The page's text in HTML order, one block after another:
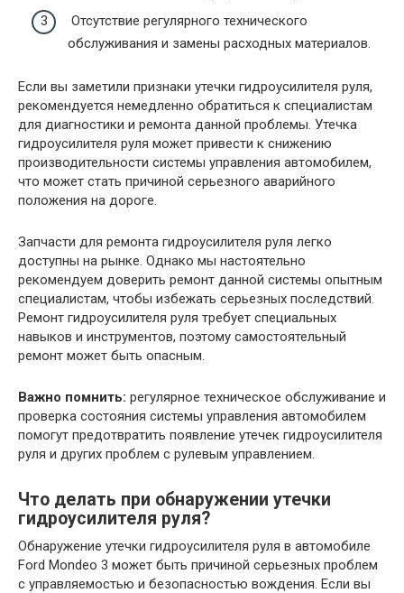
Отсутствие регулярного технического
обслуживания и замены расходных материалов.
Если вы заметили признаки утечки гидроусилителя руля,
рекомендуется немедленно обратиться к специалистам
для диагностики и ремонта данной проблемы. Утечка
гидроусилителя руля может привести к снижению
производительности системы управления автомобилем,
что может стать причиной серьезного аварийного
положения на дороге.
Запчасти для ремонта гидроусилителя руля легко
доступны на рынке. Однако мы настоятельно
рекомендуем доверить ремонт данной системы опытным
специалистам, чтобы избежать серьезных последствий.
Ремонт гидроусилителя руля требует специальных
навыков и инструментов, поэтому самостоятельный
ремонт может быть опасным.
Важно помнить: регулярное техническое обслуживание и
проверка состояния системы управления автомобилем
помогут предотвратить появление утечек гидроусилителя
руля и других проблем с рулевым управлением.
Что делать при обнаружении утечки
гидроусилителя руля?
Обнаружение утечки гидроусилителя руля в автомобиле
Ford Mondeo 3 может быть причиной серьезных проблем
с управляемостью и безопасностью вождения. Если вы